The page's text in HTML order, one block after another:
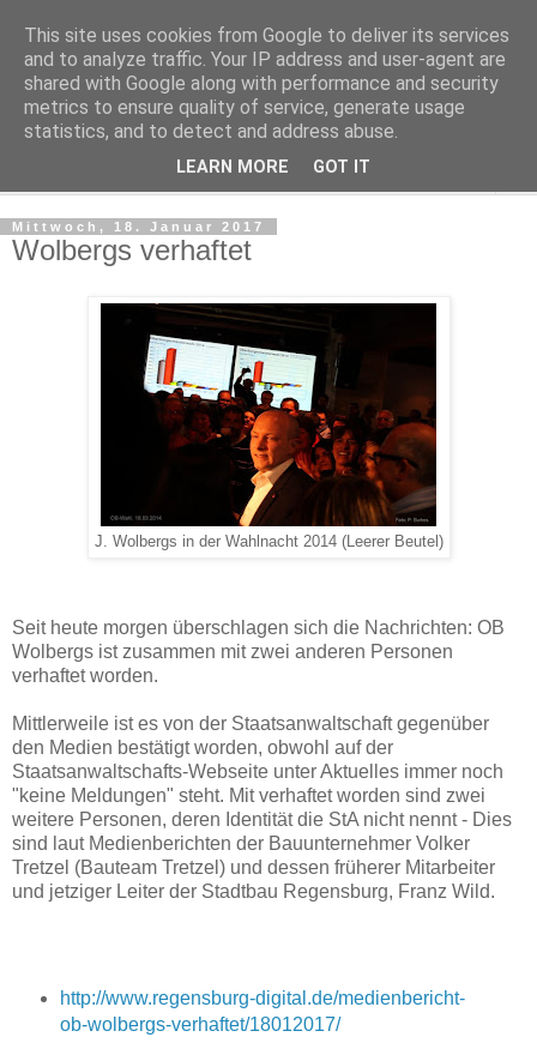
Regensburger Tagebuch
Notizen aus der nördlichsten Stadt Italiens
Mittwoch, 18. Januar 2017
Wolbergs verhaftet
J. Wolbergs in der Wahlnacht 2014 (Leerer Beutel)
Seit heute morgen überschlagen sich die Nachrichten: OB
Wolbergs ist zusammen mit zwei anderen Personen
verhaftet worden.
Mittlerweile ist es von der Staatsanwaltschaft gegenüber
den Medien bestätigt worden, obwohl auf der
Staatsanwaltschafts-Webseite unter Aktuelles immer noch
"keine Meldungen" steht. Mit verhaftet worden sind zwei
weitere Personen, deren Identität die StA nicht nennt - Dies
sind laut Medienberichten der Bauunternehmer Volker
Tretzel (Bauteam Tretzel) und dessen früherer Mitarbeiter
und jetziger Leiter der Stadtbau Regensburg, Franz Wild.
http://www.regensburg-digital.de/medienbericht-
ob-wolbergs-verhaftet/18012017/
This site uses cookies from Google to deliver its services
and to analyze traffic. Your IP address and user-agent are
shared with Google along with performance and security
metrics to ensure quality of service, generate usage
statistics, and to detect and address abuse.
LEARN MORE GOT IT